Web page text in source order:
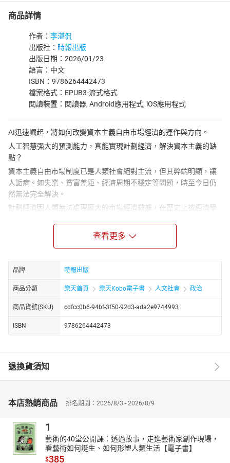
商品詳情
作者： 李湛侃
出版社： 時報出版
出版日期：2026/01/23
語言：中文
ISBN：9786264442473
檔案格式：EPUB3-流式格式
閱讀裝置：閱讀器, Android應用程式, iOS應用程式
AI迅速崛起，將如何改變資本主義自由市場經濟的運作與方向。
人工智慧强大的預測能力，真能實現計劃經濟，解決資本主義的缺
點？
資本主義自由市場制度已是人類社會絕對主流，但其弊端明顯，讓
人詬病。如失業、貧富差距、經濟周期不穩定等問題，時至今日仍
然無法完全解決。
計劃經濟因人類無法處理龐大的市場經濟數據，在歷史上被經濟學
足夠强大，或許就能實現計劃經濟，彌補市場經濟的弊端。
右，這也會給社會上層干預市場經濟留下空間。一旦市場機制被破
壞，要再建立就需要付出發非常沉重的代價。
當前市面上關於 AI 的書籍，多數聚焦在技術應用層面，
或討論個人與社會該如何適應AI時代的來臨。
相較之下，本書選擇從經濟學的角度切入，嘗試分析 AI 普及化對資
本主義體系未來發展所帶來的影響；究竟是推動還是衝擊？AI能否
查看更多
品牌 時報出版
商品分類 樂天首頁 樂天Kobo電子書 人文社會 政治
商品貨號(SKU) cdfcc0b6-94bf-3f50-92d3-ada2e9744993
ISBN 9786264442473
退換貨須知
本店熱銷商品 排名期間：2026/8/3 - 2026/8/9
1
藝術的40堂公開課：透過故事，走進藝術家創作現場，
看藝術如何誕生、如何形塑人類生活【電子書】
$385